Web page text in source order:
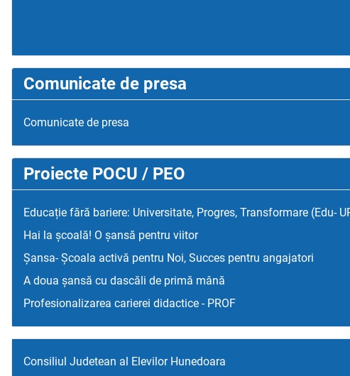
Comunicate de presa
Comunicate de presa
Proiecte POCU / PEO
Educație fără bariere: Universitate, Progres, Transformare (Edu-
Hai la școală! O șansă pentru viitor
Șansa- Școala activă pentru Noi, Succes pentru angajatori
A doua șansă cu dascăli de primă mână
Profesionalizarea carierei didactice - PROF
Consiliul Judetean al Elevilor Hunedoara